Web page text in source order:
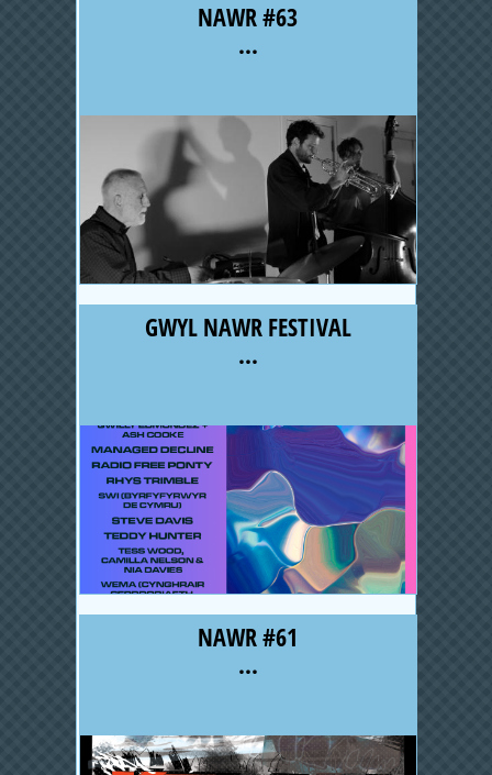
NAWR #63
...
GWYL NAWR FESTIVAL
...
NAWR #61
...